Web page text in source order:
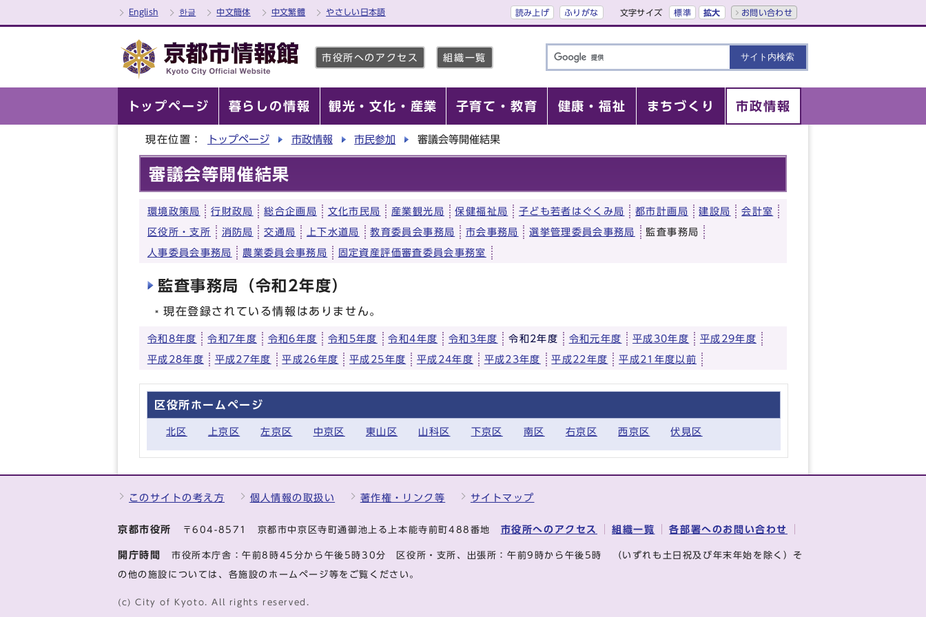
English 한글 中文簡体 中文繁體 やさしい日本語 読み上げ ふりがな 文字サイズ 標準 拡大 お問い合わせ
市役所へのアクセス 組織一覧
トップページ 暮らしの情報 観光・文化・産業 子育て・教育 健康・福祉 まちづくり 市政情報
現在位置： トップページ 市政情報 市民参加 審議会等開催結果
審議会等開催結果
環境政策局 行財政局 総合企画局 文化市民局 産業観光局 保健福祉局 子ども若者はぐくみ局 都市計画局 建設局 会計室
区役所・支所 消防局 交通局 上下水道局 教育委員会事務局 市会事務局 選挙管理委員会事務局 監査事務局
人事委員会事務局 農業委員会事務局 固定資産評価審査委員会事務室
監査事務局（令和2年度）
現在登録されている情報はありません。
令和8年度 令和7年度 令和6年度 令和5年度 令和4年度 令和3年度 令和2年度 令和元年度 平成30年度 平成29年度
平成28年度 平成27年度 平成26年度 平成25年度 平成24年度 平成23年度 平成22年度 平成21年度以前
区役所ホームページ
北区 上京区 左京区 中京区 東山区 山科区 下京区 南区 右京区 西京区 伏見区
このサイトの考え方 個人情報の取扱い 著作権・リンク等 サイトマップ
京都市役所 〒604-8571 京都市中京区寺町通御池上る上本能寺前町488番地 市役所へのアクセス 組織一覧 各部署へのお問い合わせ
開庁時間 市役所本庁舎：午前8時45分から午後5時30分 区役所・支所、出張所：午前9時から午後5時 （いずれも土日祝及び年末年始を除く）そ
の他の施設については、各施設のホームページ等をご覧ください。
(c) City of Kyoto. All rights reserved.